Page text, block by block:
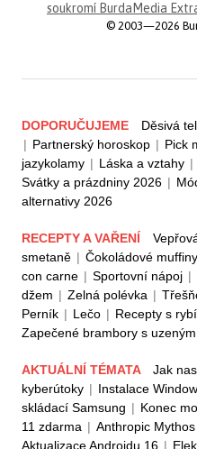
soukromí BurdaMedia
© 2003—2026
DOPORUČUJEME Děsivá
| Partnerský horoskop | Pick
jazykolamy | Láska a vztahy |
Svátky a prázdniny 2026 |
alternativy 2026
RECEPTY A VAŘENÍ
smetaně | Čokoládové muffiny
con carne | Sportovní nápoj |
džem | Zelná polévka |
Perník | Lečo | Recepty s
Zapečené brambory s uzeným
AKTUÁLNÍ TÉMATA Jak
kyberútoky | Instalace
skládací Samsung | Konec
11 zdarma | Anthropic Mythos
Aktualizace Androidu 16 |